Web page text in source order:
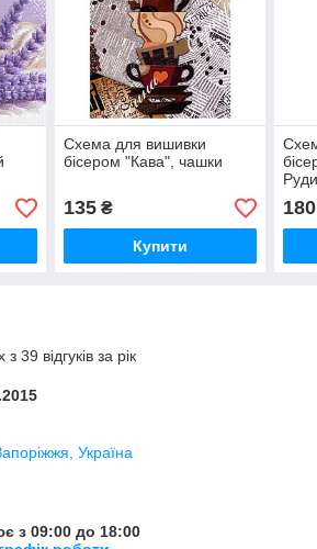
Схема для вишивки
бісером "Кава", чашки
135₴
Купити
180
39 відгуків за рік
Україна
з 09:00 до 18:00